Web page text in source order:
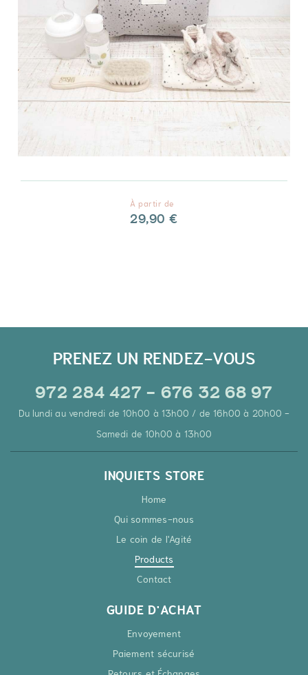
À partir de
29,90 €
PRENEZ UN RENDEZ-VOUS
972 284 427 - 676 32 68 97
Du lundi au vendredi de 10h00 à 13h00 / de 16h00 à 20h00 -
Samedi de 10h00 à 13h00
INQUIETS STORE
Home
Qui sommes-nous
Le coin de l'Agité
Products
Contact
GUIDE D'ACHAT
Envoyement
Paiement sécurisé